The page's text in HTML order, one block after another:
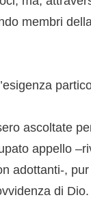
membri
ascoltate
appello
adottanti-,
di Dio.